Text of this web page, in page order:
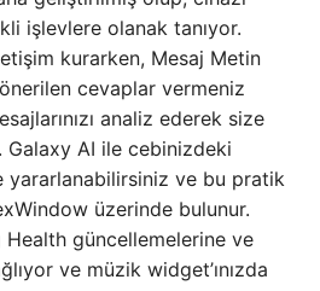
işlevlere olanak tanıyor.
kurarken, Mesaj Metin
cevaplar vermeniz
analiz ederek size
Galaxy AI ile cebinizdeki
yararlanabilirsiniz ve bu pratik
üzerinde bulunur.
Health güncellemelerine ve
ve müzik widget’ınızda